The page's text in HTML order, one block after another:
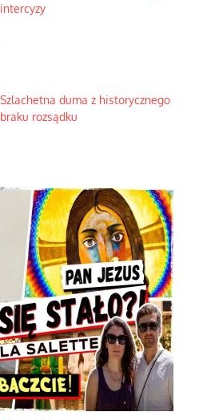
intercyzy
Szlachetna duma z historycznego
braku rozsądku